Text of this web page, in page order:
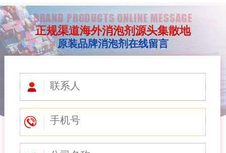
BRAND PRODUCTS ONLINE MESSAGE
正规渠道海外消泡剂源头集散地
原装品牌消泡剂在线留言